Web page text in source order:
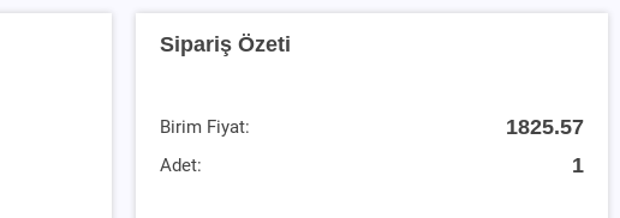
Sipariş Özeti
Birim Fiyat: 1825.57
Adet: 1